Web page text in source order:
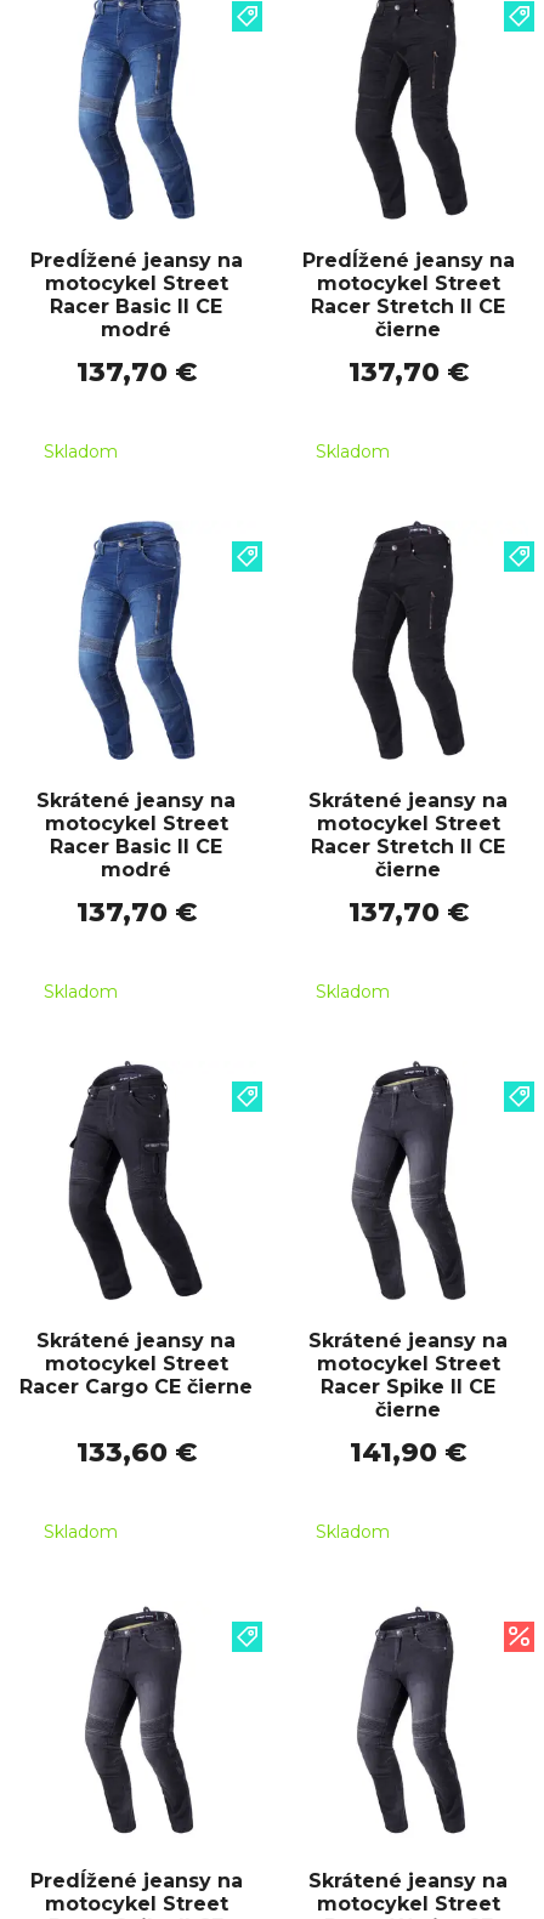
Predĺžené jeansy na
motocykel Street
Racer Basic II CE
modré
137,70 €
Skladom
Predĺžené jeansy na
motocykel Street
Racer Stretch II CE
čierne
137,70 €
Skladom
Skrátené jeansy na
motocykel Street
Racer Basic II CE
modré
137,70 €
Skladom
Skrátené jeansy na
motocykel Street
Racer Stretch II CE
čierne
137,70 €
Skladom
Skrátené jeansy na
motocykel Street
Racer Cargo CE čierne
133,60 €
Skladom
Skrátené jeansy na
motocykel Street
Racer Spike II CE
čierne
141,90 €
Skladom
Predĺžené jeansy na
motocykel Street
Skrátené jeansy na
motocykel Street